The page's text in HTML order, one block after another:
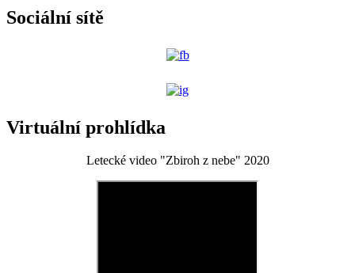
Sociální sítě
Virtuální prohlídka
Letecké video "Zbiroh z nebe" 2020